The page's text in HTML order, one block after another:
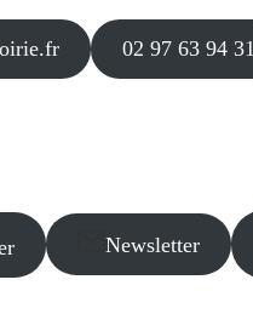
02 97 63 94 31
Newsletter